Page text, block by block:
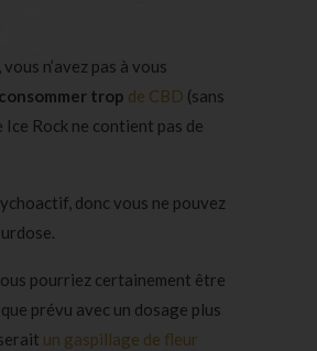
n’avez pas à vous
trop de CBD (sans
Ice Rock ne contient pas de
donc vous ne pouvez
pourriez certainement être
prévu avec un dosage plus
un gaspillage de fleur